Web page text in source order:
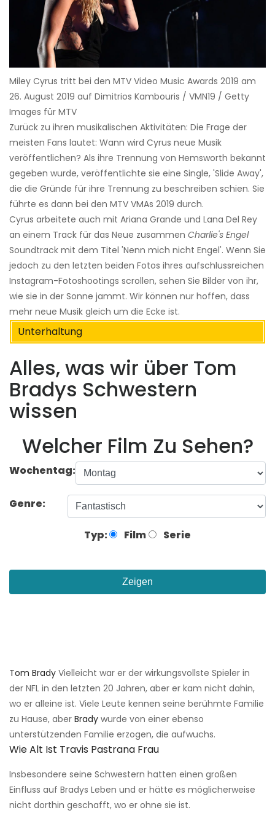
Miley Cyrus tritt bei den MTV Video Music Awards 2019 am
26. August 2019 auf Dimitrios Kambouris / VMN19 / Getty
Images für MTV
Zurück zu ihren musikalischen Aktivitäten: Die Frage der
meisten Fans lautet: Wann wird Cyrus neue Musik
veröffentlichen? Als ihre Trennung von Hemsworth bekannt
gegeben wurde, veröffentlichte sie eine Single, 'Slide Away',
die die Gründe für ihre Trennung zu beschreiben schien. Sie
führte es dann bei den MTV VMAs 2019 durch.
Cyrus arbeitete auch mit Ariana Grande und Lana Del Rey
an einem Track für das Neue zusammen Charlie's Engel
Soundtrack mit dem Titel 'Nenn mich nicht Engel'. Wenn Sie
jedoch zu den letzten beiden Fotos ihres aufschlussreichen
Instagram-Fotoshootings scrollen, sehen Sie Bilder von ihr,
wie sie in der Sonne jammt. Wir können nur hoffen, dass
mehr neue Musik gleich um die Ecke ist.
Unterhaltung
Alles, was wir über Tom
Bradys Schwestern
wissen
Welcher Film Zu Sehen?
Wochentag:
Genre:
Typ: Film Serie
Zeigen
Tom Brady Vielleicht war er der wirkungsvollste Spieler in
der NFL in den letzten 20 Jahren, aber er kam nicht dahin,
wo er alleine ist. Viele Leute kennen seine berühmte Familie
zu Hause, aber Brady wurde von einer ebenso
unterstützenden Familie erzogen, die aufwuchs.
Wie Alt Ist Travis Pastrana Frau
Insbesondere seine Schwestern hatten einen großen
Einfluss auf Bradys Leben und er hätte es möglicherweise
nicht dorthin geschafft, wo er ohne sie ist.